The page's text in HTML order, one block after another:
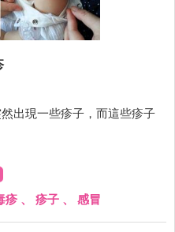
出現一些疹子，而這些疹子
疹 、 疹子 、 感冒